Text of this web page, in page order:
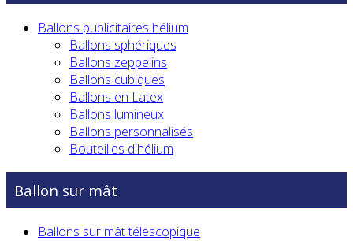
Ballons publicitaires hélium
Ballons sphériques
Ballons zeppelins
Ballons cubiques
Ballons en Latex
Ballons lumineux
Ballons personnalisés
Bouteilles d'hélium
Ballon sur mât
Ballons sur mât télescopique